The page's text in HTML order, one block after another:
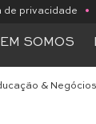
de privacidade •
SOMOS
& Negócios